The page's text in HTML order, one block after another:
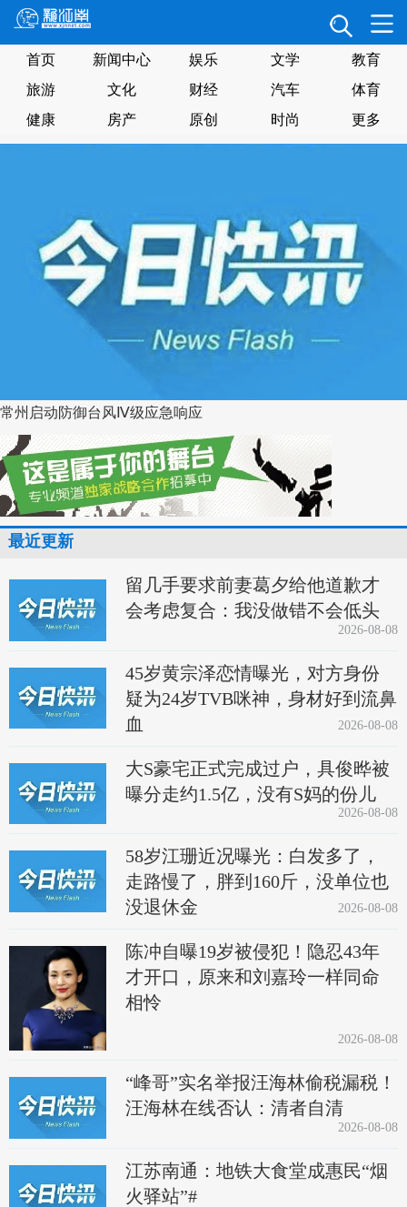
首页 新闻中心 娱乐 文学
教育
旅游
文化 财经 汽车
体育
健康
房产 原创 时尚 更多
常州启动防御台风Ⅳ级应急响应
最近更新
留几手要求前妻葛夕给他道歉才
会考虑复合：我没做错不会低头
2026-08-08
45岁黄宗泽恋情曝光，对方身份
疑为24岁TVB咪神，身材好到流鼻
血
2026-08-08
大S豪宅正式完成过户，具俊晔被
曝分走约1.5亿，没有S妈的份儿
2026-08-08
58岁江珊近况曝光：白发多了，
走路慢了，胖到160斤，没单位也
没退休金
2026-08-08
陈冲自曝19岁被侵犯！隐忍43年
才开口，原来和刘嘉玲一样同命
相怜
2026-08-08
“峰哥”实名举报汪海林偷税漏税！
汪海林在线否认：清者自清
2026-08-08
江苏南通：地铁大食堂成惠民“烟
火驿站”#